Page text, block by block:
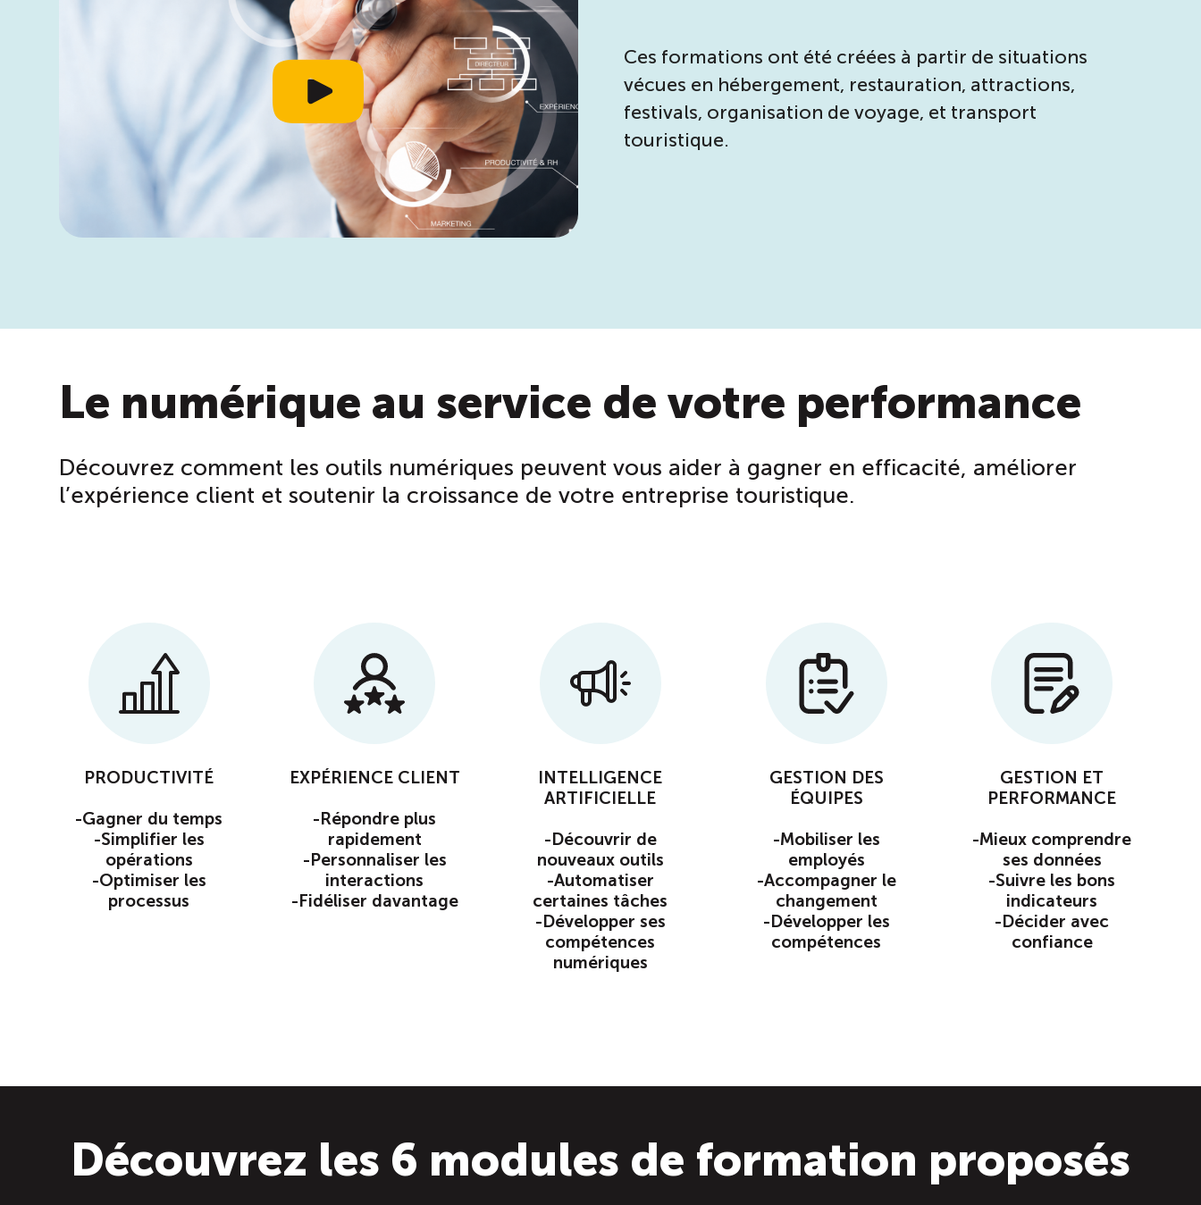
Ces formations ont été créées à partir de situations
vécues en hébergement, restauration, attractions,
festivals, organisation de voyage, et transport
touristique.
Le numérique au service de votre performance
Découvrez comment les outils numériques peuvent vous aider à gagner en efficacité, améliorer
l’expérience client et soutenir la croissance de votre entreprise touristique.
PRODUCTIVITÉ
-Gagner du temps
-Simplifier les
opérations
-Optimiser les
processus
EXPÉRIENCE CLIENT
-Répondre plus
rapidement
-Personnaliser les
interactions
-Fidéliser davantage
INTELLIGENCE
ARTIFICIELLE
-Découvrir de
nouveaux outils
-Automatiser
certaines tâches
-Développer ses
compétences
numériques
GESTION DES
ÉQUIPES
-Mobiliser les
employés
-Accompagner le
changement
-Développer les
compétences
GESTION ET
PERFORMANCE
-Mieux comprendre
ses données
-Suivre les bons
indicateurs
-Décider avec
confiance
Découvrez les 6 modules de formation proposés